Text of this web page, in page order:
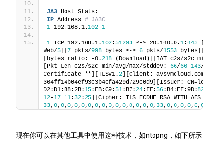
JA3 Host Stats:
IP Address # JA3C
1 192.168.1.102 1
1 TCP 192.168.1.102: 51293 <-> 20.140.0.1:443
Web/5][7 pkts/998 bytes <-> 6 pkts/1553
[bytes ratio: -0.218 (Download)][IAT c2s/s2c min/
[Pkt Len c2s/s2c min/avg/max/stddev: 66/66 143/
Certificate **][TLSv1.2][Client:
364ff14b04ef93c3b4cfa429d729c0d9][Issuer:
D2:D1:B8:2B:15:FB:C9: 51:B7:24:FF: 56:B4:EF:9D:82
12-17 11: 32:25
33,0,0,0,0,0,0,0,0,0,0,0,0,0,0,0, 33,0,0,0,0,0,0
现在你可以在其他工具中使用这种技术，如ntopng，如下所示